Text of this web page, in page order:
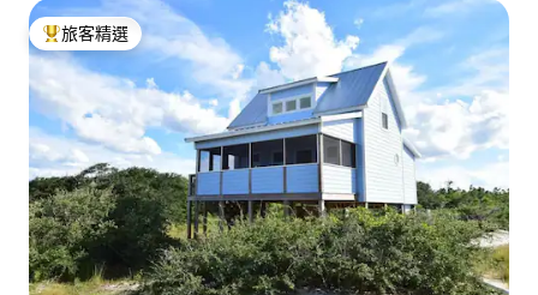
旅客精選榜首
旅客精選